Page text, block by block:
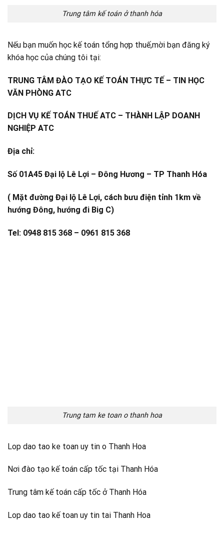
Trung tâm kế toán ở thanh hóa
Nếu bạn muốn học kế toán tổng hợp thuế,mời bạn đăng ký
khóa học của chúng tôi tại:
TRUNG TÂM ĐÀO TẠO KẾ TOÁN THỰC TẾ – TIN HỌC
VĂN PHÒNG ATC
DỊCH VỤ KẾ TOÁN THUẾ ATC – THÀNH LẬP DOANH
NGHIỆP ATC
Địa chỉ:
Số 01A45 Đại lộ Lê Lợi – Đông Hương – TP Thanh Hóa
( Mặt đường Đại lộ Lê Lợi, cách bưu điện tỉnh 1km về
hướng Đông, hướng đi Big C)
Tel: 0948 815 368 – 0961 815 368
Trung tam ke toan o thanh hoa
Lop dao tao ke toan uy tin o Thanh Hoa
Nơi đào tạo kế toán cấp tốc tại Thanh Hóa
Trung tâm kế toán cấp tốc ở Thanh Hóa
Lop dao tao kế toan uy tin tai Thanh Hoa